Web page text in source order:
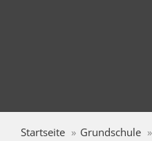
Startseite Grundschule